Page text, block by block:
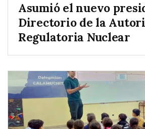
Asumió el nuevo
Directorio de la
Regulatoria Nuclear